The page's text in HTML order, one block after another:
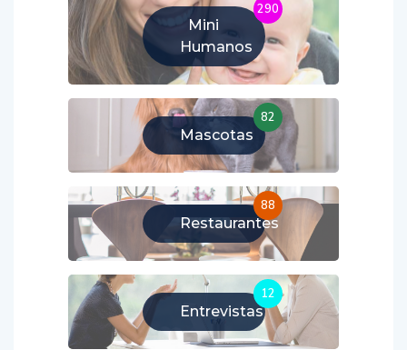
Mini
Humanos
290
Mascotas
82
Restaurantes
88
Entrevistas
12